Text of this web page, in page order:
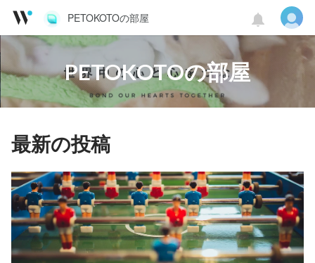
PETOKOTOの部屋
PETOKOTOの部屋
最新の投稿